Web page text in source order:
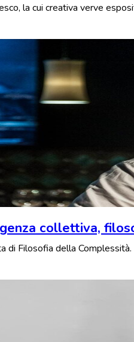
la cui creativa verve
collettiva,
di Filosofia della